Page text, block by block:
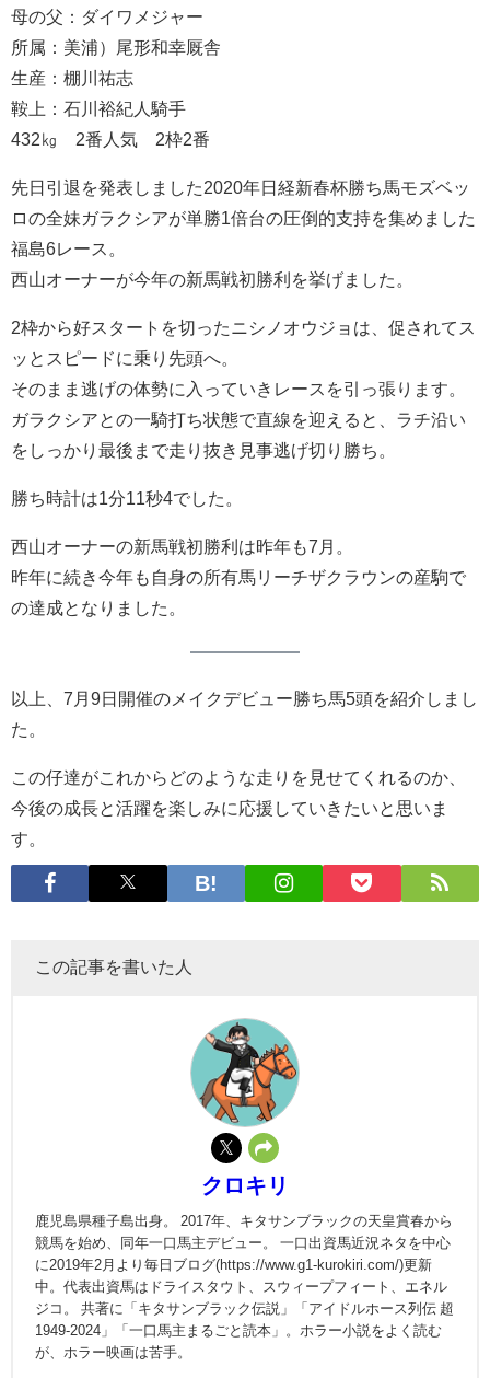
母の父：ダイワメジャー
所属：美浦）尾形和幸厩舎
生産：棚川祐志
鞍上：石川裕紀人騎手
432㎏ 2番人気 2枠2番
先日引退を発表しました2020年日経新春杯勝ち馬モズベッ
ロの全妹ガラクシアが単勝1倍台の圧倒的支持を集めました
福島6レース。
西山オーナーが今年の新馬戦初勝利を挙げました。
2枠から好スタートを切ったニシノオウジョは、促されてス
ッとスピードに乗り先頭へ。
そのまま逃げの体勢に入っていきレースを引っ張ります。
ガラクシアとの一騎打ち状態で直線を迎えると、ラチ沿い
をしっかり最後まで走り抜き見事逃げ切り勝ち。
勝ち時計は1分11秒4でした。
西山オーナーの新馬戦初勝利は昨年も7月。
昨年に続き今年も自身の所有馬リーチザクラウンの産駒で
の達成となりました。
以上、7月9日開催のメイクデビュー勝ち馬5頭を紹介しまし
た。
この仔達がこれからどのような走りを見せてくれるのか、
今後の成長と活躍を楽しみに応援していきたいと思いま
す。
この記事を書いた人
クロキリ
鹿児島県種子島出身。 2017年、キタサンブラックの天皇賞春から
競馬を始め、同年一口馬主デビュー。 一口出資馬近況ネタを中心
に2019年2月より毎日ブログ(https://www.g1-kurokiri.com/)更新
中。代表出資馬はドライスタウト、スウィープフィート、エネル
ジコ。 共著に「キタサンブラック伝説」「アイドルホース列伝 超
1949-2024」「一口馬主まるごと読本」。ホラー小説をよく読む
が、ホラー映画は苦手。